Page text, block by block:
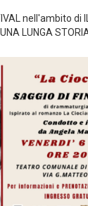
nell'ambito di
LUNGA